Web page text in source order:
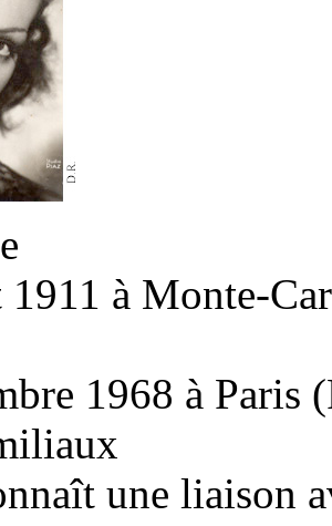
à Monte-
1968 à Paris
une liaison